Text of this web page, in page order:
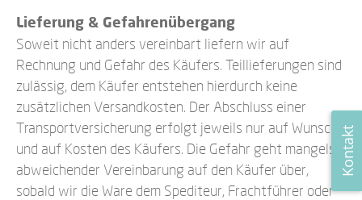
Lieferung & Gefahrenübergang
Soweit nicht anders vereinbart liefern wir auf
Rechnung und Gefahr des Käufers. Teillieferungen sind
zulässig, dem Käufer entstehen hierdurch keine
zusätzlichen Versandkosten. Der Abschluss einer
Transportversicherung erfolgt jeweils nur auf Wunsch
und auf Kosten des Käufers. Die Gefahr geht mangels
abweichender Vereinbarung auf den Käufer über,
sobald wir die Ware dem Spediteur, Frachtführer oder
Kontakt